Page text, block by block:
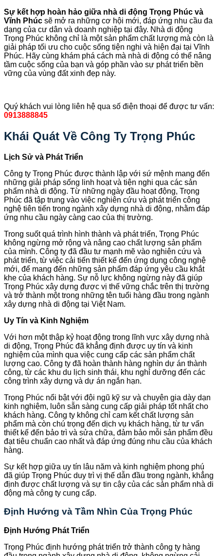
Sự kết hợp hoàn hảo giữa nhà di động Trọng Phúc và
Vĩnh Phúc sẽ mở ra những cơ hội mới, đáp ứng nhu cầu đa
dạng của cư dân và doanh nghiệp tại đây. Nhà di động
Trọng Phúc không chỉ là một sản phẩm chất lượng mà còn là
giải pháp tối ưu cho cuộc sống tiện nghi và hiện đại tại Vĩnh
Phúc. Hãy cùng khám phá cách mà nhà di động có thể nâng
tầm cuộc sống của bạn và góp phần vào sự phát triển bền
vững của vùng đất xinh đẹp này.
Quý khách vui lòng liên hệ qua số điện thoại để được tư vấn:
0913888845
Khái Quát Về Công Ty Trọng Phúc
Lịch Sử và Phát Triển
Công ty Trọng Phúc được thành lập với sứ mệnh mang đến
những giải pháp sống linh hoạt và tiện nghi qua các sản
phẩm nhà di động. Từ những ngày đầu hoạt động, Trọng
Phúc đã tập trung vào việc nghiên cứu và phát triển công
nghệ tiên tiến trong ngành xây dựng nhà di động, nhằm đáp
ứng nhu cầu ngày càng cao của thị trường.
Trong suốt quá trình hình thành và phát triển, Trọng Phúc
không ngừng mở rộng và nâng cao chất lượng sản phẩm
của mình. Công ty đã đầu tư mạnh mẽ vào nghiên cứu và
phát triển, từ việc cải tiến thiết kế đến ứng dụng công nghệ
mới, để mang đến những sản phẩm đáp ứng yêu cầu khắt
khe của khách hàng. Sự nỗ lực không ngừng này đã giúp
Trọng Phúc xây dựng được vị thế vững chắc trên thị trường
và trở thành một trong những tên tuổi hàng đầu trong ngành
xây dựng nhà di động tại Việt Nam.
Uy Tín và Kinh Nghiệm
Với hơn một thập kỷ hoạt động trong lĩnh vực xây dựng nhà
di động, Trọng Phúc đã khẳng định được uy tín và kinh
nghiệm của mình qua việc cung cấp các sản phẩm chất
lượng cao. Công ty đã hoàn thành hàng nghìn dự án thành
công, từ các khu du lịch sinh thái, khu nghỉ dưỡng đến các
công trình xây dựng và dự án ngắn hạn.
Trọng Phúc nổi bật với đội ngũ kỹ sư và chuyên gia dày dạn
kinh nghiệm, luôn sẵn sàng cung cấp giải pháp tốt nhất cho
khách hàng. Công ty không chỉ cam kết chất lượng sản
phẩm mà còn chú trọng đến dịch vụ khách hàng, từ tư vấn
thiết kế đến bảo trì và sửa chữa, đảm bảo mỗi sản phẩm đều
đạt tiêu chuẩn cao nhất và đáp ứng đúng nhu cầu của khách
hàng.
Sự kết hợp giữa uy tín lâu năm và kinh nghiệm phong phú
đã giúp Trọng Phúc duy trì vị thế dẫn đầu trong ngành, khẳng
định được chất lượng và sự tin cậy của các sản phẩm nhà di
động mà công ty cung cấp.
Định Hướng và Tầm Nhìn Của Trọng Phúc
Định Hướng Phát Triển
Trọng Phúc định hướng phát triển trở thành công ty hàng